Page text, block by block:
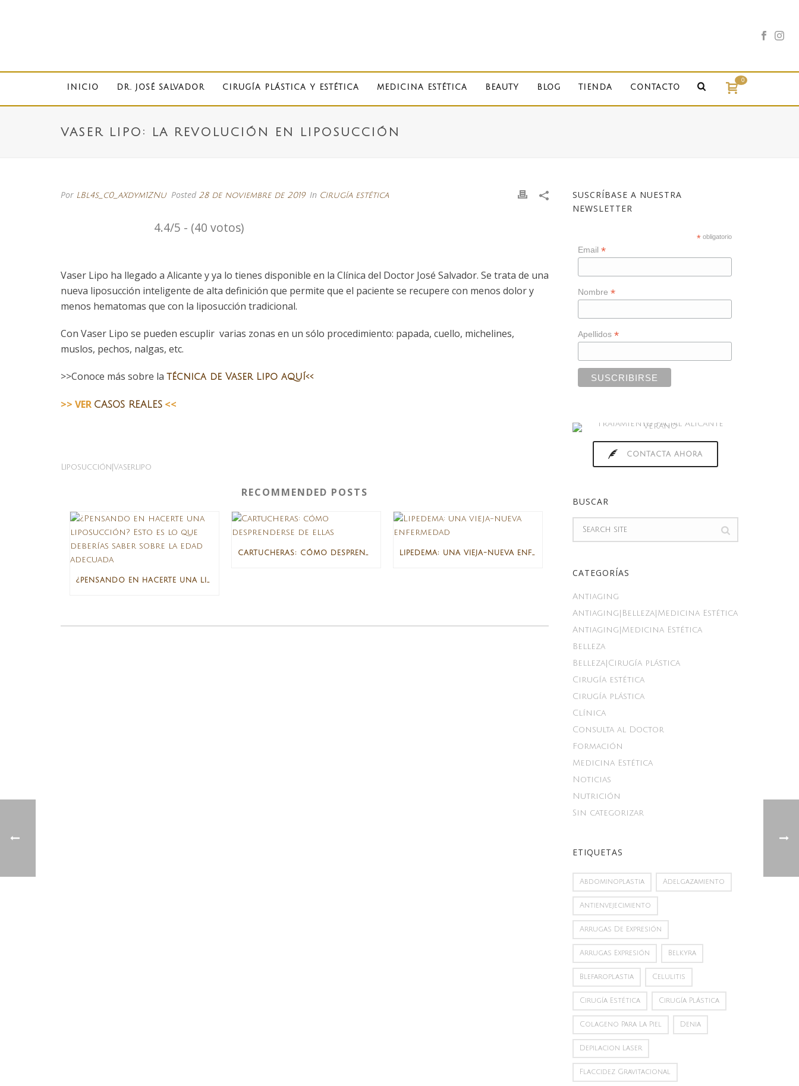
INICIO DR. JOSÉ SALVADOR CIRUGÍA PLÁSTICA Y ESTÉTICA MEDICINA ESTÉTICA BEAUTY BLOG TIENDA CONTACTO
0
VASER LIPO: LA REVOLUCIÓN EN LIPOSUCCIÓN
Por LBl4s_c0_aXdym1ZNu Posted 28 de noviembre de 2019 In Cirugía estética
4.4/5 - (40 votos)
Vaser Lipo ha llegado a Alicante y ya lo tienes disponible en la Clínica del Doctor José Salvador. Se trata de una
nueva liposucción inteligente de alta definición que permite que el paciente se recupere con menos dolor y
menos hematomas que con la liposucción tradicional.
Con Vaser Lipo se pueden escuplir varias zonas en un sólo procedimiento: papada, cuello, michelines,
muslos, pechos, nalgas, etc.
>>Conoce más sobre la técnica de Vaser Lipo aquí<<
>> VER CASOS REALES <<
Liposucción|vaserlipo
RECOMMENDED POSTS
¿PENSANDO EN HACERTE UNA LIPOSUCCIÓN? ESTO ES LO QUE DEBERÍAS SABER SOBRE LA EDAD ADECUADA
CARTUCHERAS: CÓMO DESPRENDERSE DE ELLAS LIPEDEMA: UNA VIEJA-NUEVA ENFERMEDAD
SUSCRÍBASE A NUESTRA
NEWSLETTER
* obligatorio
Email *
Nombre *
Apellidos *
CONTACTA AHORA
BUSCAR
CATEGORÍAS
Antiaging
Antiaging|Belleza|Medicina Estética
Antiaging|Medicina Estética
Belleza
Belleza|Cirugía plástica
Cirugía estética
Cirugía plástica
Clínica
Consulta al Doctor
Formación
Medicina Estética
Noticias
Nutrición
Sin categorizar
ETIQUETAS
Abdominoplastia Adelgazamiento
Antienvejecimiento
Arrugas De Expresión
Arrugas Expresión Belkyra
Blefaroplastia Celulitis
Cirugía Estética Cirugía Plástica
Colageno Para La Piel Denia
Depilacion Laser
Flaccidez Gravitacional